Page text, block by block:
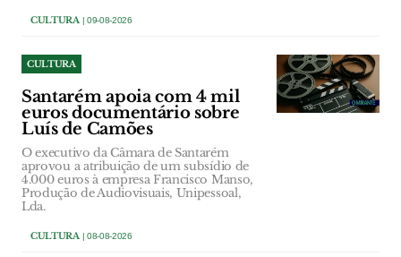
CULTURA| 09-08-2026
CULTURA
Santarém apoia com 4 mil
euros documentário sobre
Luís de Camões
O executivo da Câmara de Santarém
aprovou a atribuição de um subsídio de
4.000 euros à empresa Francisco Manso,
Produção de Audiovisuais, Unipessoal,
Lda.
CULTURA| 08-08-2026